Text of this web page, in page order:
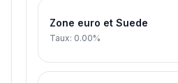
Zone euro et Suede
Taux: 0.00%